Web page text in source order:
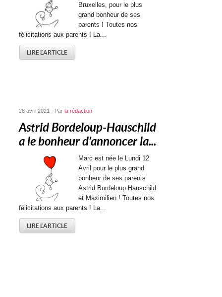
Bruxelles, pour le plus
grand bonheur de ses
parents ! Toutes nos
félicitations aux parents ! La...
LIRE L'ARTICLE
28 avril 2021 - Parla rédaction
Astrid Bordeloup-Hauschild
a le bonheur d’annoncer la...
Marc est née le Lundi 12
Avril pour le plus grand
bonheur de ses parents
Astrid Bordeloup Hauschild
et Maximilien ! Toutes nos
félicitations aux parents ! La...
LIRE L'ARTICLE